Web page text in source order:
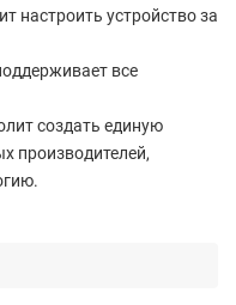
настроить устройство за
все
создать единую
производителей,